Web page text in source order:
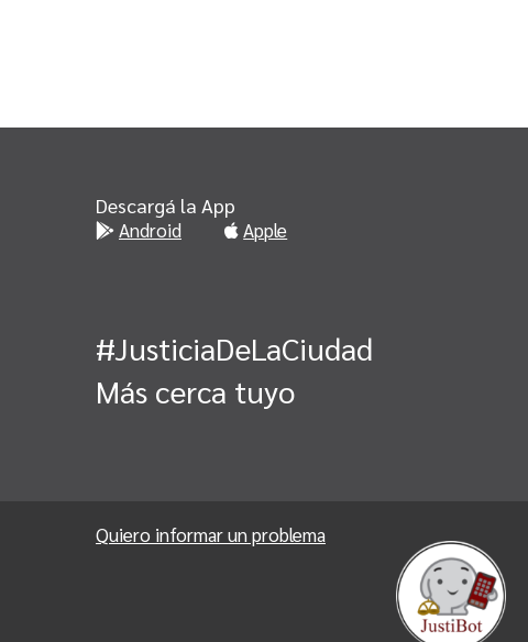
Descargá la App
Android Apple
#JusticiaDeLaCiudad
Más cerca tuyo
Quiero informar un problema